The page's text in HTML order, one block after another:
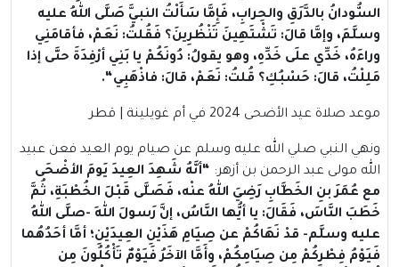
السُّودانُ بالدَّرَقِ والحِرابِ، فَإِمَّا سَأَلْتُ النبيَّ صَلَّى اللهُ عليه
وسلَّمَ، وإمَّا قالَ: تَشْتَهِينَ تَنْظُرِينَ؟ فَقُلتُ: نَعَمْ، فأقامَنِي
وراءَهُ، خَدِّي علَى خَدِّهِ، وهو يقولُ: دُونَكُمْ يا بَنِي أرْفِدَةَ حتَّى إذا
مَلِلْتُ، قالَ: حَسْبُكِ؟ قُلتُ: نَعَمْ، قالَ: فاذْهَبِي“.
موعد صلاة عيد الأضحى 2024 في أم غويلينة | قطر
ونهي النبي صلي الله عليه وسلم عن صيام يوم العيد فعن عبيد
الله مولى عبد الرحمن بن أزهر: “أنَّهُ شَهِدَ العِيدَ يَومَ الأضْحَى
مع عُمَرَ بنِ الخَطَّابِ رَضِيَ اللهُ عنْه، فَصَلَّى قَبْلَ الخُطْبَةِ، ثُمَّ
خَطَبَ النَّاسَ، فَقَالَ: يا أيُّها النَّاسُ، إنَّ رَسولَ اللهِ -صلَّى اللهُ
عليه وسلَّم- قدْ نَهَاكُمْ عن صِيَامِ هَذَيْنِ العِيدَيْنِ؛ أمَّا أحَدُهُما
فَيَوْمُ فِطْرِكُمْ مِن صِيَامِكُمْ، وأَمَّا الآخَرُ فَيَوْمٌ تَأْكُلُونَ مِن